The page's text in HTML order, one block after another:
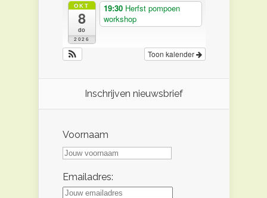
OKT
8
do
2026
19:30 Herfst pompoen
workshop
Toon kalender
Inschrijven nieuwsbrief
Voornaam
Emailadres: